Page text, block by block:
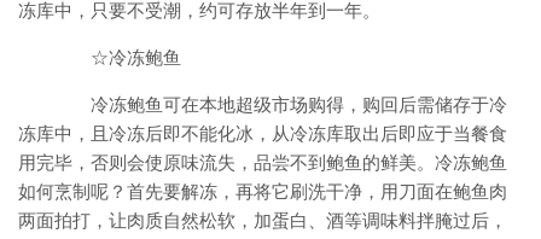
冻库中，只要不受潮，约可存放半年到一年。
☆冷冻鲍鱼
冷冻鲍鱼可在本地超级市场购得，购回后需储存于冷
冻库中，且冷冻后即不能化冰，从冷冻库取出后即应于当餐食
用完毕，否则会使原味流失，品尝不到鲍鱼的鲜美。冷冻鲍鱼
如何烹制呢？首先要解冻，再将它刷洗干净，用刀面在鲍鱼肉
两面拍打，让肉质自然松软，加蛋白、酒等调味料拌腌过后，